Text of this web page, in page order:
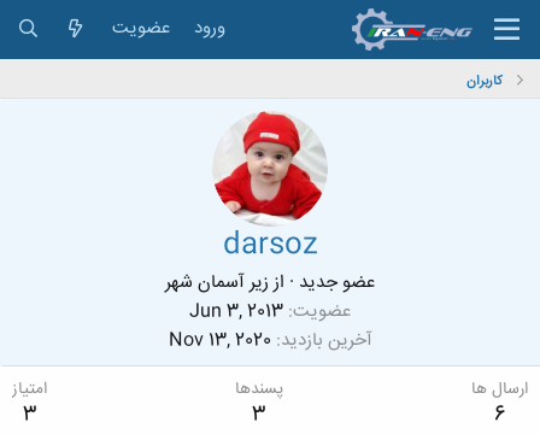
ورود عضویت
کاربران
darsoz
عضو جدید · از زیر آسمان شهر
عضویت Jun 3, 2013
آخرین بازدید Nov 13, 2020
ارسال ها
6
پسندها
3
امتیاز
3